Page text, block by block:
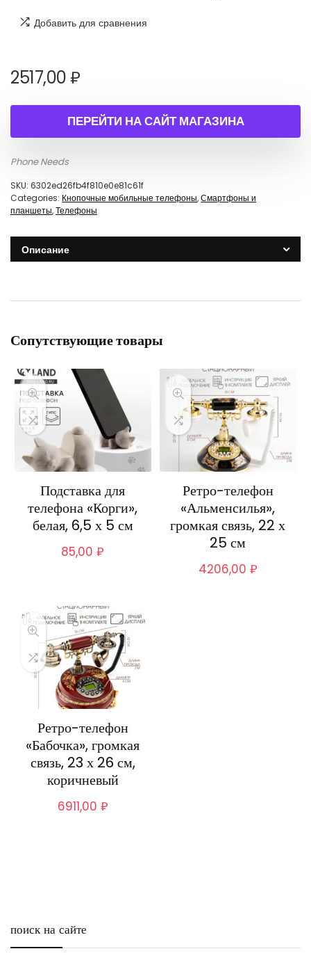
Добавить для сравнения
2517,00₽
ПЕРЕЙТИ НА САЙТ МАГАЗИНА
Phone Needs
SKU: 6302ed26fb4f810e0e81c61f
Categories: Кнопочные мобильные телефоны,Смартфоны и
планшеты,Телефоны
Описание
Сопутствующие товары
Подставка для
телефона «Корги»,
белая, 6,5 х 5 см
85,00₽
Ретро-телефон
«Альменсилья»,
громкая связь, 22 х
25 см
4206,00 ₽
Ретро-телефон
«Бабочка», громкая
связь, 23 х 26 см,
коричневый
6911,00 ₽
поиск на сайте